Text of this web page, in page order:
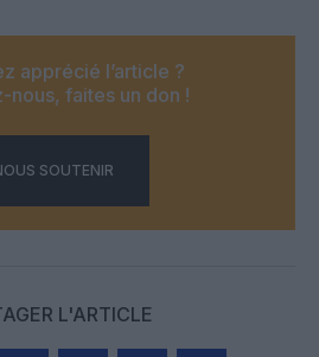
apprécié l’article ?
nous, faites un don !
SOUTENIR
L'ARTICLE